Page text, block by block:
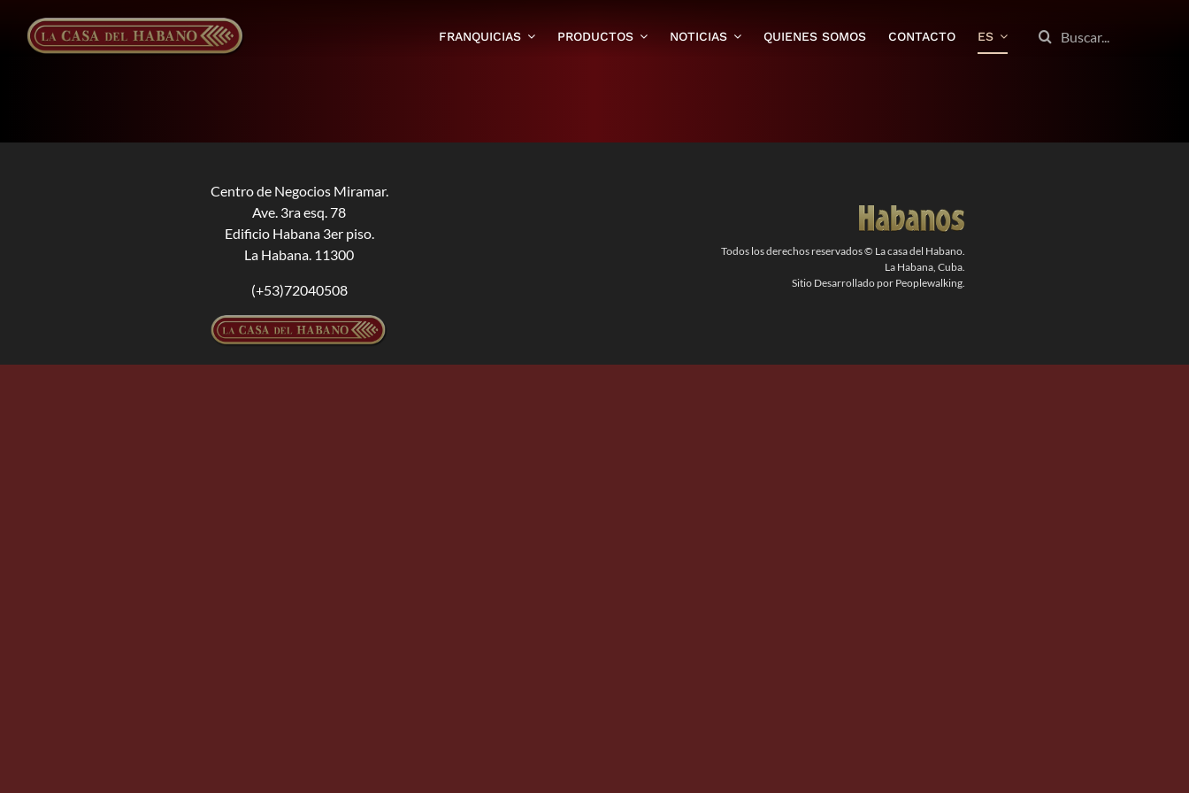
contenido
FRANQUICIAS PRODUCTOS NOTICIAS QUIENES SOMOS CONTACTO ES BUSCAR:
Centro de Negocios Miramar.
Ave. 3ra esq. 78
Edificio Habana 3er piso.
La Habana. 11300
(+53)72040508
Todos los derechos reservados © La casa del Habano.
La Habana, Cuba.
Sitio Desarrollado por Peoplewalking.